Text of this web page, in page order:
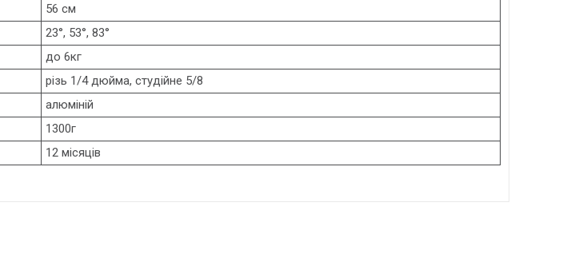
56 см
23°, 53°, 83°
до 6кг
різь 1/4 дюйма, студійне 5/8
алюміній
1300г
12 місяців